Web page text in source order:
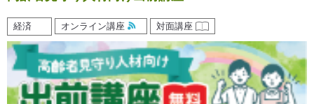
経済 オンライン講座 対面講座